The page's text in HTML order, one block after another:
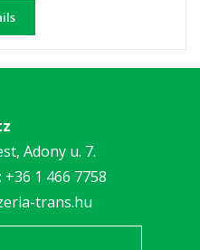
Adony u. 7.
+36 1 466 7758
trans.hu